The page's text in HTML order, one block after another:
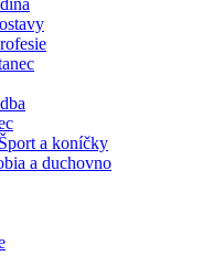
Šport a koníčky
a duchovno